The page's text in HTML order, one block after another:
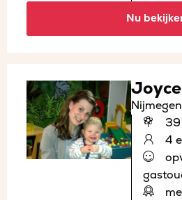
Nu
Joyce
Nijmegen
4